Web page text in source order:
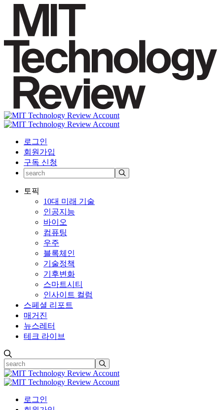
로그인
회원가입
구독 신청
토픽
10대 미래 기술
인공지능
바이오
컴퓨팅
우주
블록체인
기술정책
기후변화
스마트시티
인사이트 컬럼
스페셜 리포트
매거진
뉴스레터
테크 라이브
로그인